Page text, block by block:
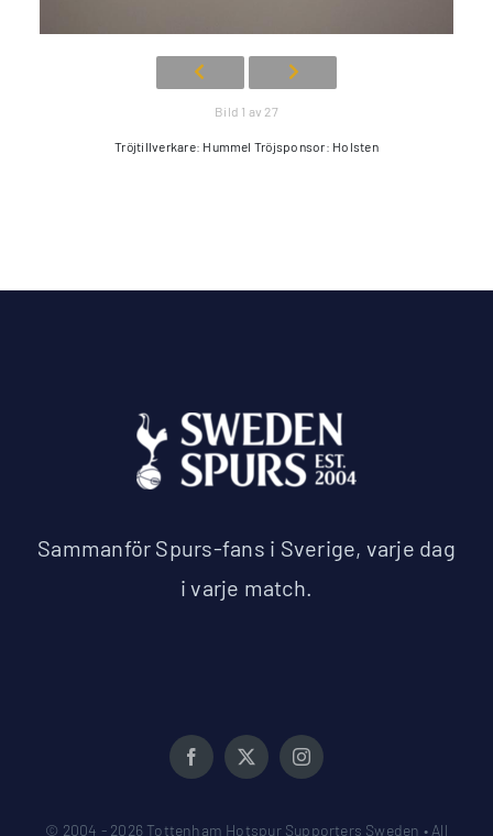
Bild 1 av 27
Tröjtillverkare: Hummel Tröjsponsor: Holsten
Sammanför Spurs-fans i Sverige, varje dag
i varje match.
© 2004 - 2026 Tottenham Hotspur Supporters Sweden • All